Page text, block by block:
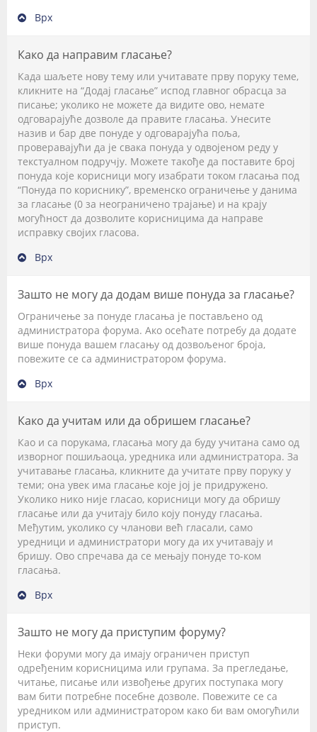
Врх
Како да направим гласање?
Када шаљете нову тему или учитавате прву поруку теме,
кликните на “Додај гласање” испод главног обрасца за
писање; уколико не можете да видите ово, немате
одговарајуће дозволе да правите гласања. Унесите
назив и бар две понуде у одговарајућа поља,
проверавајући да је свака понуда у одвојеном реду у
текстуалном подручју. Можете такође да поставите број
понуда које корисници могу изабрати током гласања под
“Понуда по кориснику”, временско ограничење у данима
за гласање (0 за неограничено трајање) и на крају
могућност да дозволите корисницима да направе
исправку својих гласова.
Врх
Зашто не могу да додам више понуда за гласање?
Ограничење за понуде гласања је постављено од
администратора форума. Ако осећате потребу да додате
више понуда вашем гласању од дозвољеног броја,
повежите се са администратором форума.
Врх
Како да учитам или да обришем гласање?
Као и са порукама, гласања могу да буду учитана само од
изворног пошиљаоца, уредника или администратора. За
учитавање гласања, кликните да учитате прву поруку у
теми; она увек има гласање које јој је придружено.
Уколико нико није гласао, корисници могу да обришу
гласање или да учитају било коју понуду гласања.
Међутим, уколико су чланови већ гласали, само
уредници и администратори могу да их учитавају и
бришу. Ово спречава да се мењају понуде то-ком
гласања.
Врх
Зашто не могу да приступим форуму?
Неки форуми могу да имају ограничен приступ
одређеним корисницима или групама. За прегледање,
читање, писање или извођење других поступака могу
вам бити потребне посебне дозволе. Повежите се са
уредником или администратором како би вам омогућили
приступ.